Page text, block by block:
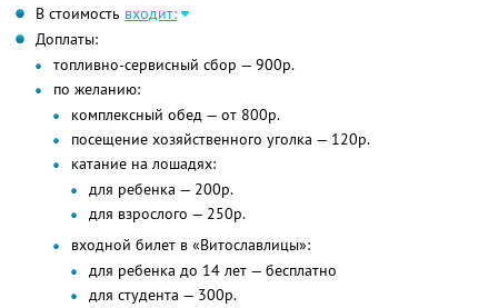
В стоимость входит:
Доплаты:
топливно-сервисный сбор — 900р.
по желанию:
комплексный обед — от 800р.
посещение хозяйственного уголка — 120р.
катание на лошадях:
для ребенка — 200р.
для взрослого — 250р.
входной билет в «Витославлицы»:
для ребенка до 14 лет — бесплатно
для студента — 300р.